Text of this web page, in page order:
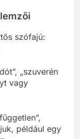
szófajú:
„szuverén
vagy
például egy